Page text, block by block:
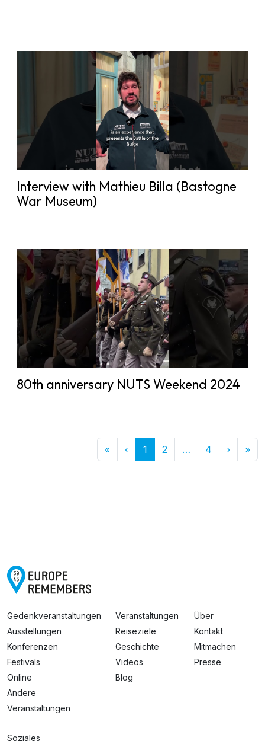
Interview with Mathieu Billa (Bastogne
War Museum)
80th anniversary NUTS Weekend 2024
«First
‹Previous
1 2 … More
4 › Next
»
Gedenkveranstaltungen
Ausstellungen
Konferenzen
Festivals
Online
Andere
Veranstaltungen
Veranstaltungen
Reiseziele
Geschichte
Videos
Blog
Über
Kontakt
Mitmachen
Presse
Soziales